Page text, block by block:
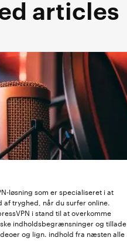
articles
løsning som er specialiseret i at
af tryghed, når du surfer online.
i stand til at overkomme
indholdsbegrænsninger og tillade
og lign. indhold fra næsten alle